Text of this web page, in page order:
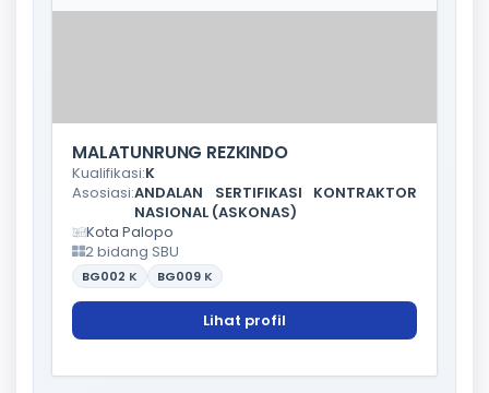
MALATUNRUNG REZKINDO
Kualifikasi:K
Asosiasi:ANDALAN SERTIFIKASI KONTRAKTOR
NASIONAL (ASKONAS)
Kota Palopo
2 bidang SBU
BG002 K BG009 K
Lihat profil